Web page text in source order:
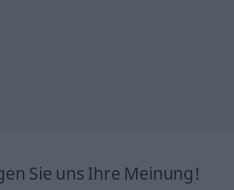
Sie uns Ihre Meinung!